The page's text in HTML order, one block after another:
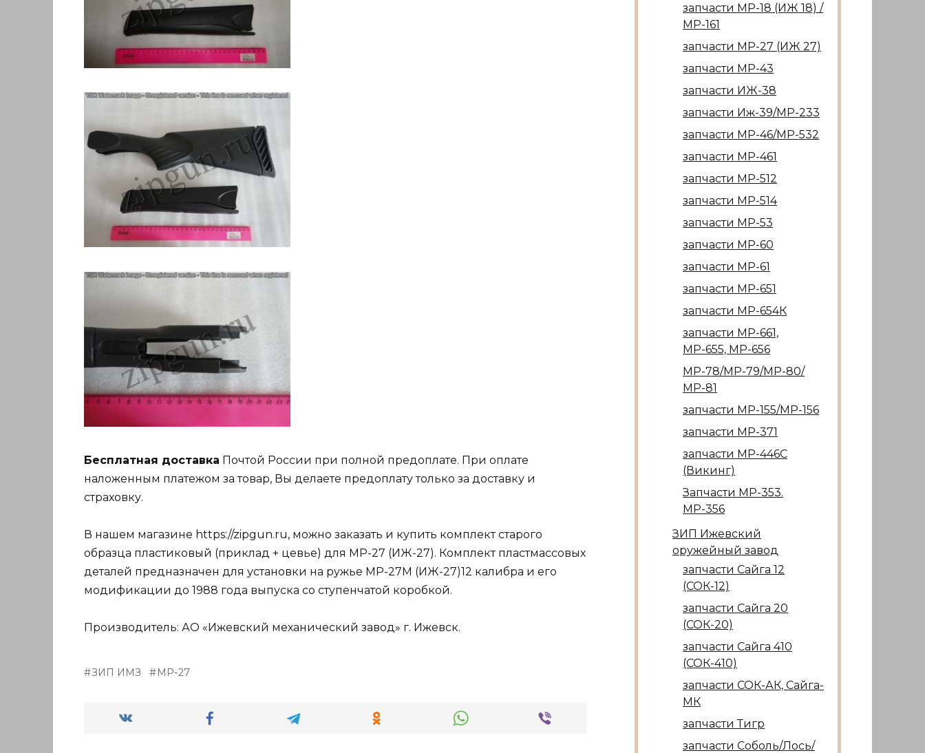
Бесплатная доставка Почтой России при полной предоплате. При оплате
наложенным платежом за товар, Вы делаете предоплату только за доставку и
страховку.
В нашем магазине https://zipgun.ru, можно заказать и купить комплект старого
образца пластиковый (приклад + цевье) для МР-27 (ИЖ-27). Комплект пластмассовых
деталей предназначен для установки на ружье МР-27М (ИЖ-27)12 калибра и его
модификации до 1988 года выпуска со ступенчатой коробкой.
Производитель: АО «Ижевский механический завод» г. Ижевск.
ЗИП ИМЗ МР-27
запчасти МР-18 (ИЖ 18) /
МР-161
запчасти МР-27 (ИЖ 27)
запчасти МР-43
запчасти ИЖ-38
запчасти Иж-39/МР-233
запчасти МР-46/МР-532
запчасти МР-461
запчасти МР-512
запчасти МР-514
запчасти МР-53
запчасти МР-60
запчасти МР-61
запчасти МР-651
запчасти МР-654К
запчасти МР-661,
МР-655, МР-656
МР-78/МР-79/МР-80/
МР-81
запчасти МР-155/МР-156
запчасти МР-371
запчасти МР-446С
(Викинг)
Запчасти МР-353.
МР-356
ЗИП Ижевский
оружейный завод
запчасти Сайга 12
(СОК-12)
запчасти Сайга 20
(СОК-20)
запчасти Сайга 410
(СОК-410)
запчасти СОК-АК, Сайга-
МК
запчасти Тигр
запчасти Соболь/Лось/